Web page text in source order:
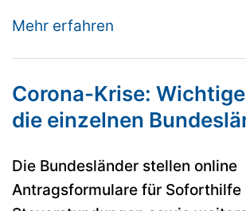
Mehr erfahren
Corona-Krise:
die einzelnen
Die Bundesländer stellen online
Antragsformulare für Soforthilfe